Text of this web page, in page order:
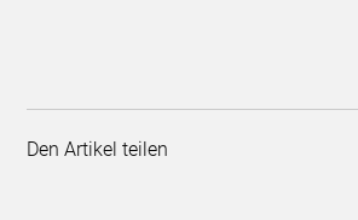
Den Artikel teilen